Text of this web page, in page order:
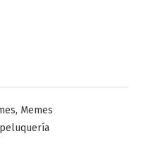
, Memes